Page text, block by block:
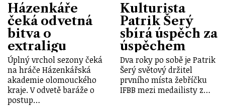
Házenkáře
čeká odvetná
bitva o
extraligu
Úplný vrchol sezony čeká
na hráče Házenkářská
akademie olomouckého
kraje. V odvetě baráže o
postup…
Kulturista
Patrik Šerý
sbírá úspěch za
úspěchem
Dva roky po sobě je Patrik
Šerý světový držitel
prvního místa žebříčku
IFBB mezi medailisty z…